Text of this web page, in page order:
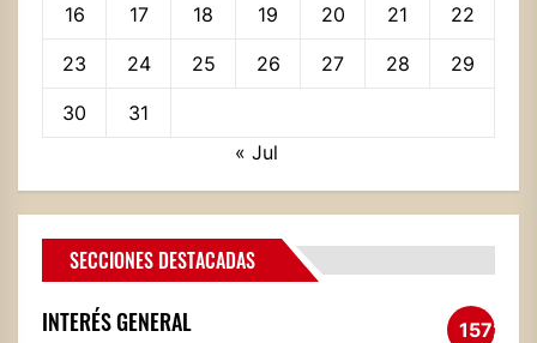
16 17 18 19 20 21 22
23 24 25 26 27 28 29
30
31
« Jul
SECCIONES DESTACADAS
INTERÉS GENERAL 1572